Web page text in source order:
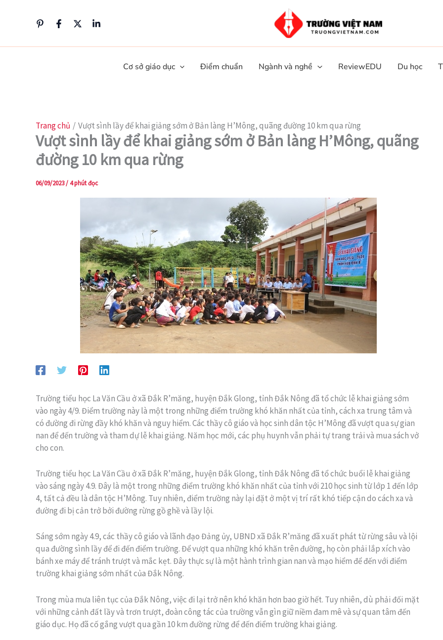
Cơ sở giáo dục Điểm chuẩn Ngành và nghề ReviewEDU Du học
Trang chủ Vượt sình lầy để khai giảng sớm ở Bản làng H’Mông, quãng đường 10 km qua rừng
Vượt sình lầy để khai giảng sớm ở Bản làng H’Mông, quãng
đường 10 km qua rừng
06/09/2023/4 phút đọc
Trường tiểu học La Văn Cầu ở xã Đắk R’măng, huyện Đắk Glong, tỉnh Đắk Nông đã tổ chức lễ khai giảng sớm
vào ngày 4/9. Điểm trường này là một trong những điểm trường khó khăn nhất của tỉnh, cách xa trung tâm và
có đường đi rừng đầy khó khăn và nguy hiểm. Các thầy cô giáo và học sinh dân tộc H’Mông đã vượt qua sự gian
nan để đến trường và tham dự lễ khai giảng. Năm học mới, các phụ huynh vẫn phải tự trang trải và mua sách vở
cho con.
Trường tiểu học La Văn Cầu ở xã Đắk R’măng, huyện Đắk Glong, tỉnh Đắk Nông đã tổ chức buổi lễ khai giảng
vào sáng ngày 4.9. Đây là một trong những điểm trường khó khăn nhất của tỉnh với 210 học sinh từ lớp 1 đến lớp
4, tất cả đều là dân tộc H’Mông. Tuy nhiên, điểm trường này lại đặt ở một vị trí rất khó tiếp cận do cách xa và
đường đi bị cản trở bởi đường rừng gồ ghề và lầy lội.
Sáng sớm ngày 4.9, các thầy cô giáo và lãnh đạo Đảng ủy, UBND xã Đắk R’măng đã xuất phát từ rừng sâu và lội
qua đường sình lầy để đi đến điểm trường. Để vượt qua những khó khăn trên đường, họ còn phải lắp xích vào
bánh xe máy để tránh trượt và mắc kẹt. Đây thực sự là một hành trình gian nan và mạo hiểm để đến với điểm
trường khai giảng sớm nhất của Đắk Nông.
Trong mùa mưa liên tục của Đắk Nông, việc đi lại trở nên khó khăn hơn bao giờ hết. Tuy nhiên, dù phải đối mặt
với những cảnh đất lầy và trơn trượt, đoàn công tác của trường vẫn gìn giữ niềm đam mê và sự quan tâm đến
giáo dục. Họ đã cố gắng vượt qua gần 10 km đường rừng để đến điểm trường khai giảng.